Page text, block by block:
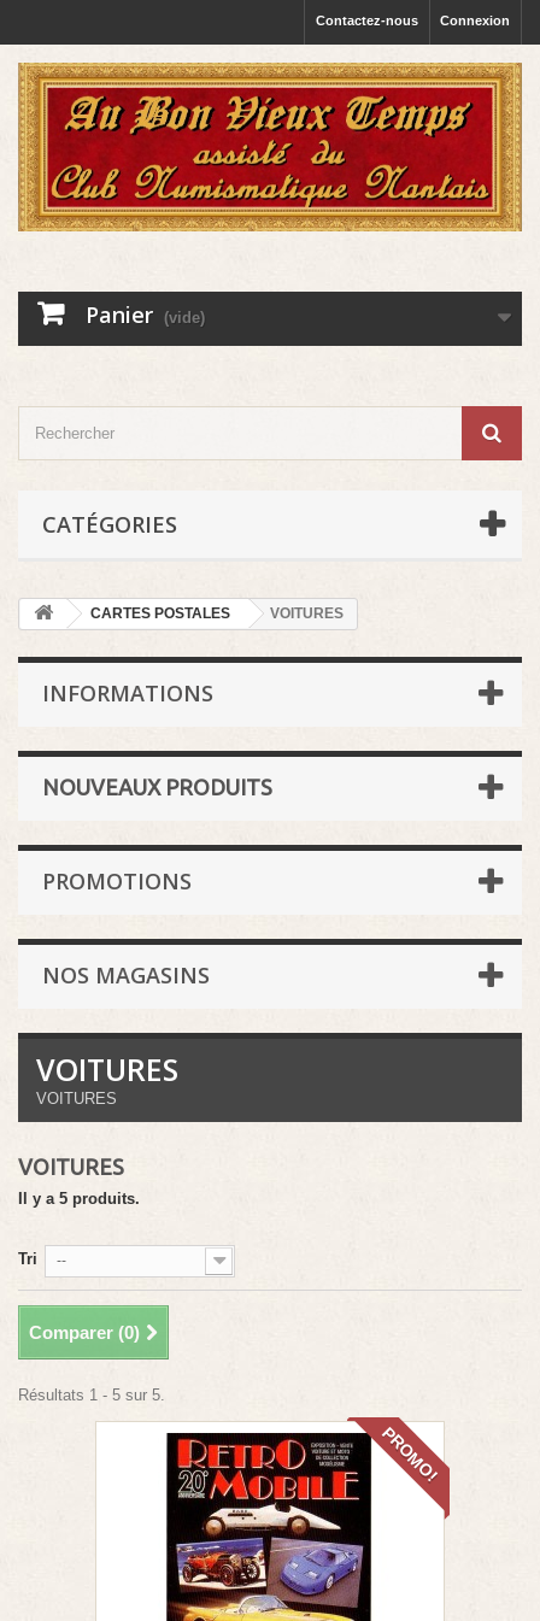
Connexion
Contactez-nous
Panier (vide)
CATÉGORIES
CARTES POSTALES VOITURES
INFORMATIONS
NOUVEAUX PRODUITS
PROMOTIONS
NOS MAGASINS
VOITURES
VOITURES
VOITURES
Il y a 5 produits.
Tri --
Comparer (0)
Résultats 1 - 5 sur 5.
PROMO!